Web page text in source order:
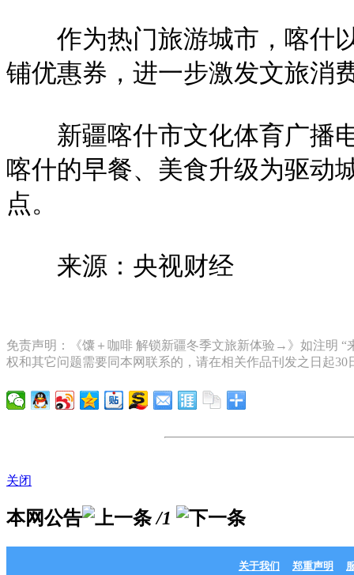
作为热门旅游城市，喀什以
铺优惠券，进一步激发文旅消
新疆喀什市文化体育广播电
喀什的早餐、美食升级为驱动
点。
来源：央视财经
免责声明：《馕＋咖啡 解锁新疆冬季文旅新体验→》如注明
权和其它问题需要同本网联系的，请在相关作品刊发之日起30
关闭
本网公告 /1
关于我们 郑重声明